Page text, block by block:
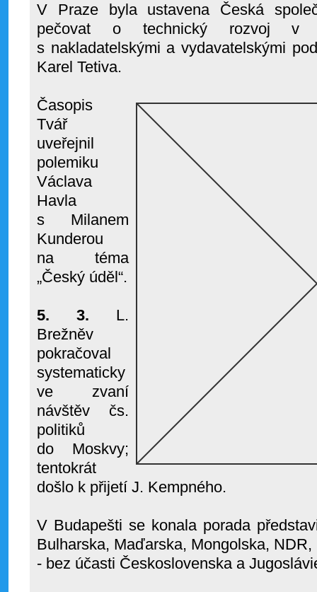
V Praze byla ustavena Česká
pečovat o technický rozvoj v
s nakladatelskými a vydavatelskými
Karel Tetiva.
Časopis
Tvář
uveřejnil
polemiku
Václava
Havla
s Milanem
Kunderou
na téma
„Český úděl“.
5. 3. L.
Brežněv
pokračoval
systematicky
ve zvaní
návštěv čs.
politiků
do Moskvy;
tentokrát
došlo k přijetí J. Kempného.
V Budapešti se konala porada
Bulharska, Maďarska, Mongolska,
- bez účasti Československa a